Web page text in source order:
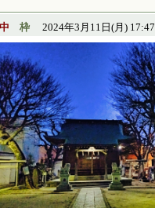
枠 2024年3月11日(月) 17:47